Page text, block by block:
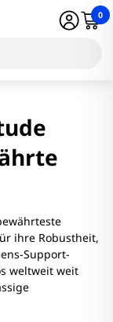
0
ihre Robustheit,
Support-
weltweit weit